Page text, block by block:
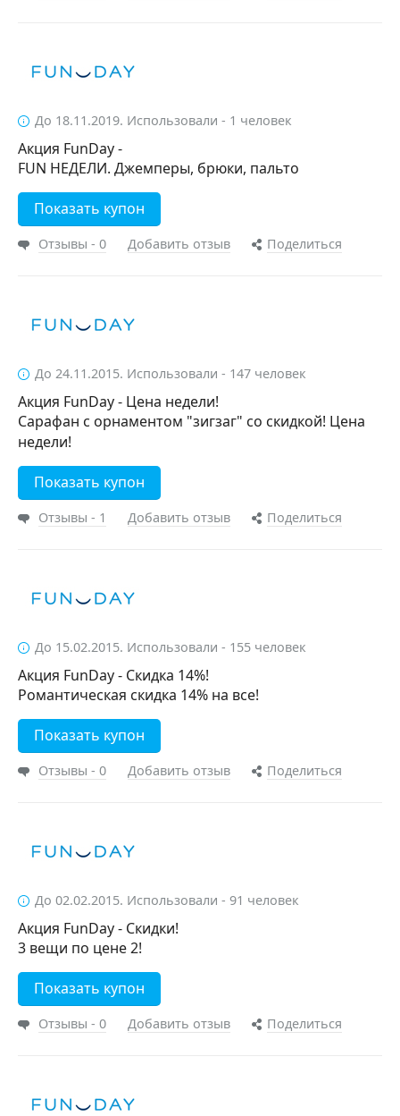
До 18.11.2019. Использовали - 1 человек
Акция FunDay -
FUN НЕДЕЛИ. Джемперы, брюки, пальто
Показать купон
Отзывы - 0 Добавить отзыв Поделиться
До 24.11.2015. Использовали - 147 человек
Акция FunDay - Цена недели!
Сарафан с орнаментом "зигзаг" со скидкой! Цена
недели!
Показать купон
Отзывы - 1 Добавить отзыв Поделиться
До 15.02.2015. Использовали - 155 человек
Акция FunDay - Скидка 14%!
Романтическая скидка 14% на все!
Показать купон
Отзывы - 0 Добавить отзыв Поделиться
До 02.02.2015. Использовали - 91 человек
Акция FunDay - Скидки!
3 вещи по цене 2!
Показать купон
Отзывы - 0 Добавить отзыв Поделиться